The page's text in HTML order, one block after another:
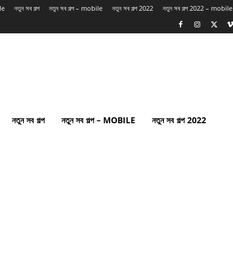
নতুন সব গল্প নতুন সব গল্প – mobile নতুন সব গল্প 2022 নতুন সব গল্প 2022 – mobile
নতুন সব গল্প নতুন সব গল্প – MOBILE নতুন সব গল্প 2022